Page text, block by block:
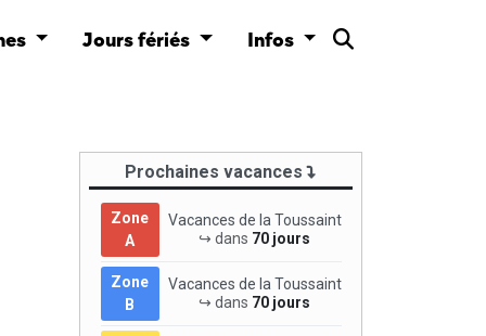
Jours fériés Infos
Prochaines vacances
Zone
A
Vacances de la Toussaint
↪ dans 70 jours
Zone
B
Vacances de la Toussaint
↪ dans 70 jours